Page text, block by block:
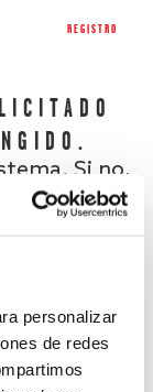
personalizar
de redes
REGISTRO
Si no,